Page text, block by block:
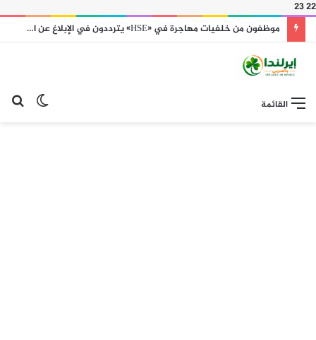
22
23
موظفون من خلفيات مهاجرة في «HSE» يترددون في الإبلاغ عن العنصرية بسبب ضعف استجابة الإدارات
الوضع
القائمة